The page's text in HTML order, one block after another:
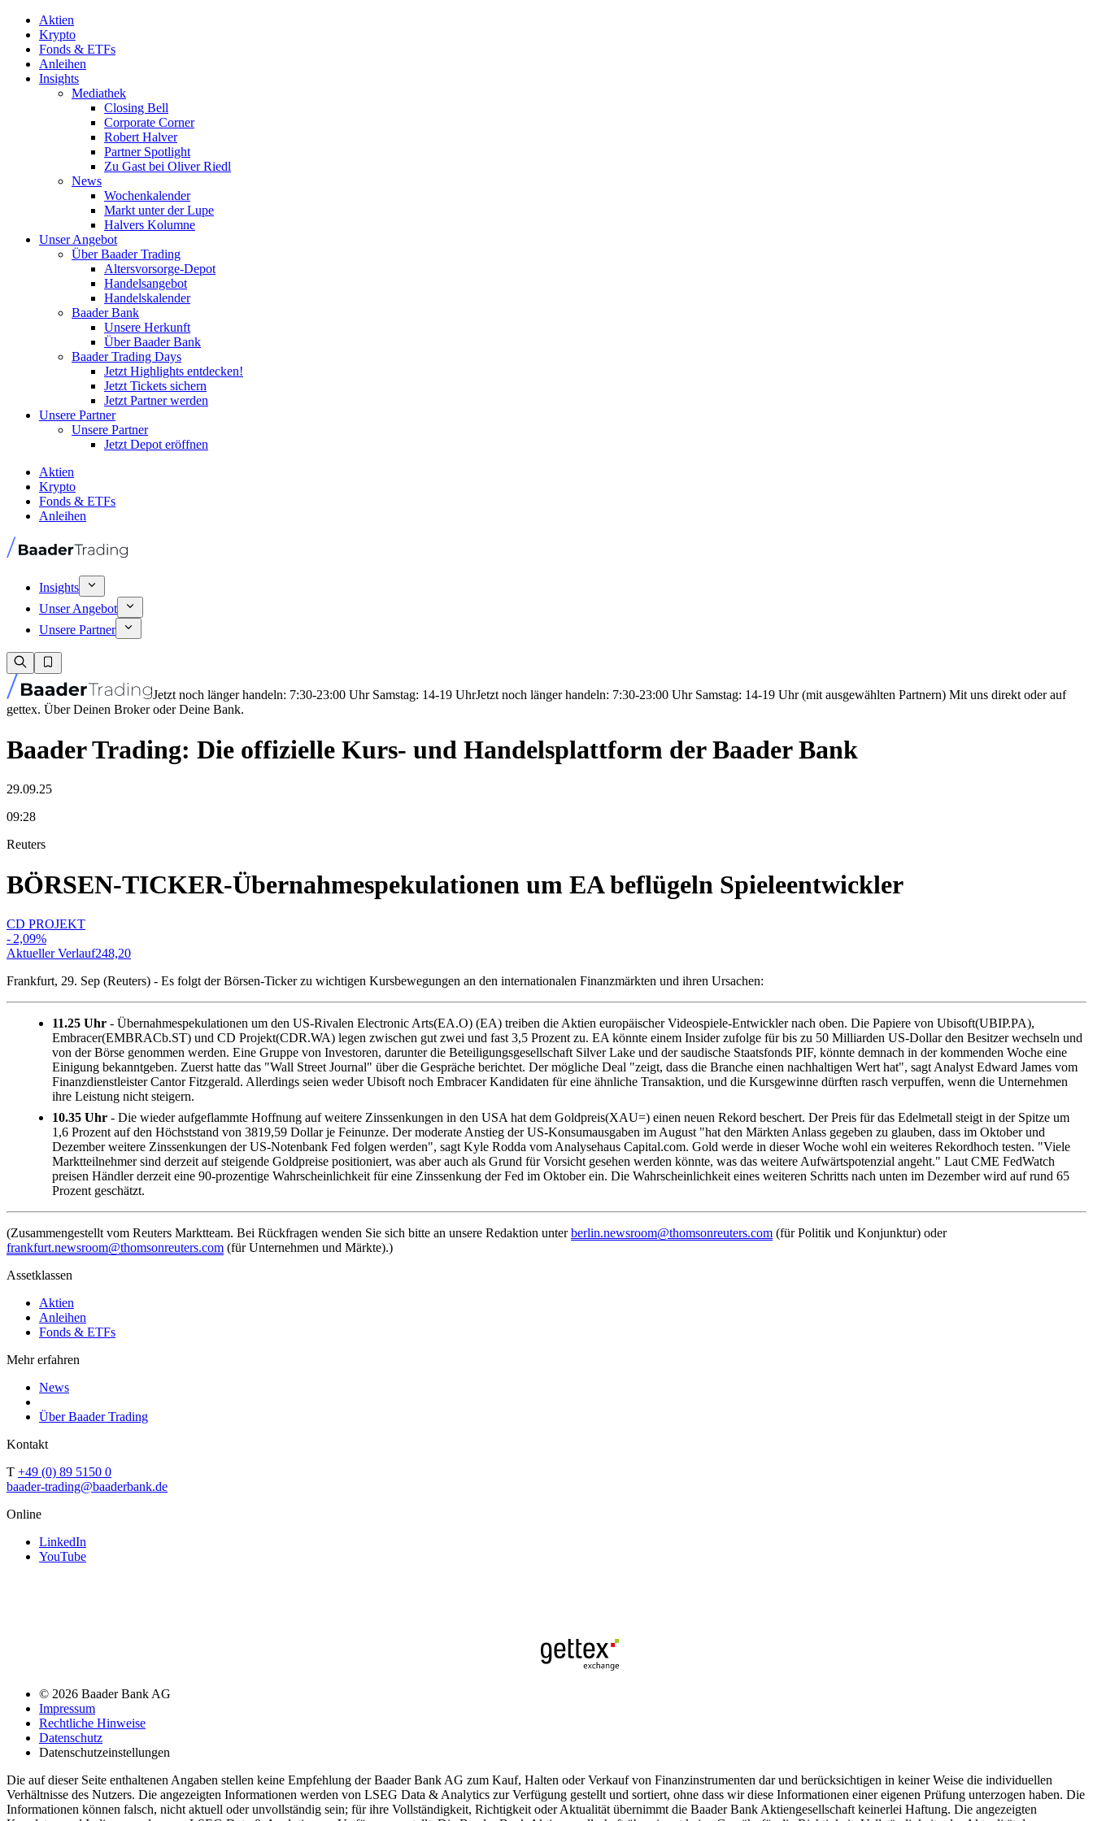
Aktien
Krypto
Fonds & ETFs
Anleihen
Insights
Mediathek
Closing Bell
Corporate Corner
Robert Halver
Partner Spotlight
Zu Gast bei Oliver Riedl
News
Wochenkalender
Markt unter der Lupe
Halvers Kolumne
Unser Angebot
Über Baader Trading
Altersvorsorge-Depot
Handelsangebot
Handelskalender
Baader Bank
Unsere Herkunft
Über Baader Bank
Baader Trading Days
Jetzt Highlights entdecken!
Jetzt Tickets sichern
Jetzt Partner werden
Unsere Partner
Unsere Partner
Jetzt Depot eröffnen
Aktien
Krypto
Fonds & ETFs
Anleihen
Insights
Unser Angebot
Unsere Partner
Jetzt noch länger handeln: 7:30-23:00 Uhr Samstag: 14-19 UhrJetzt noch länger handeln: 7:30-23:00 Uhr Samstag: 14-19 Uhr (mit ausgewählten Partnern) Mit uns direkt oder auf
gettex. Über Deinen Broker oder Deine Bank.
Baader Trading: Die offizielle Kurs- und Handelsplattform der Baader Bank
29.09.25
09:28
Reuters
BÖRSEN-TICKER-Übernahmespekulationen um EA beflügeln Spieleentwickler
CD PROJEKT
- 2,09%
Aktueller Verlauf248,20
Frankfurt, 29. Sep (Reuters) - Es folgt der Börsen-Ticker zu wichtigen Kursbewegungen an den internationalen Finanzmärkten und ihren Ursachen:
11.25 Uhr - Übernahmespekulationen um den US-Rivalen Electronic Arts(EA.O) (EA) treiben die Aktien europäischer Videospiele-Entwickler nach oben. Die Papiere von Ubisoft(UBIP.PA),
Embracer(EMBRACb.ST) und CD Projekt(CDR.WA) legen zwischen gut zwei und fast 3,5 Prozent zu. EA könnte einem Insider zufolge für bis zu 50 Milliarden US-Dollar den Besitzer wechseln und
von der Börse genommen werden. Eine Gruppe von Investoren, darunter die Beteiligungsgesellschaft Silver Lake und der saudische Staatsfonds PIF, könnte demnach in der kommenden Woche eine
Einigung bekanntgeben. Zuerst hatte das "Wall Street Journal" über die Gespräche berichtet. Der mögliche Deal "zeigt, dass die Branche einen nachhaltigen Wert hat", sagt Analyst Edward James vom
Finanzdienstleister Cantor Fitzgerald. Allerdings seien weder Ubisoft noch Embracer Kandidaten für eine ähnliche Transaktion, und die Kursgewinne dürften rasch verpuffen, wenn die Unternehmen
ihre Leistung nicht steigern.
10.35 Uhr - Die wieder aufgeflammte Hoffnung auf weitere Zinssenkungen in den USA hat dem Goldpreis(XAU=) einen neuen Rekord beschert. Der Preis für das Edelmetall steigt in der Spitze um
1,6 Prozent auf den Höchststand von 3819,59 Dollar je Feinunze. Der moderate Anstieg der US-Konsumausgaben im August "hat den Märkten Anlass gegeben zu glauben, dass im Oktober und
Dezember weitere Zinssenkungen der US-Notenbank Fed folgen werden", sagt Kyle Rodda vom Analysehaus Capital.com. Gold werde in dieser Woche wohl ein weiteres Rekordhoch testen. "Viele
Marktteilnehmer sind derzeit auf steigende Goldpreise positioniert, was aber auch als Grund für Vorsicht gesehen werden könnte, was das weitere Aufwärtspotenzial angeht." Laut CME FedWatch
preisen Händler derzeit eine 90-prozentige Wahrscheinlichkeit für eine Zinssenkung der Fed im Oktober ein. Die Wahrscheinlichkeit eines weiteren Schritts nach unten im Dezember wird auf rund 65
Prozent geschätzt.
(Zusammengestellt vom Reuters Marktteam. Bei Rückfragen wenden Sie sich bitte an unsere Redaktion unterberlin.newsroom@thomsonreuters.com (für Politik und Konjunktur) oder
frankfurt.newsroom@thomsonreuters.com (für Unternehmen und Märkte).)
Assetklassen
Aktien
Anleihen
Fonds & ETFs
Mehr erfahren
News
Über Baader Trading
Kontakt
T +49 (0) 89 5150 0
baader-trading@baaderbank.de
Online
LinkedIn
YouTube
© 2026 Baader Bank AG
Impressum
Rechtliche Hinweise
Datenschutz
Datenschutzeinstellungen
Die auf dieser Seite enthaltenen Angaben stellen keine Empfehlung der Baader Bank AG zum Kauf, Halten oder Verkauf von Finanzinstrumenten dar und berücksichtigen in keiner Weise die individuellen
Verhältnisse des Nutzers. Die angezeigten Informationen werden von LSEG Data & Analytics zur Verfügung gestellt und sortiert, ohne dass wir diese Informationen einer eigenen Prüfung unterzogen haben. Die
Informationen können falsch, nicht aktuell oder unvollständig sein; für ihre Vollständigkeit, Richtigkeit oder Aktualität übernimmt die Baader Bank Aktiengesellschaft keinerlei Haftung. Die angezeigten